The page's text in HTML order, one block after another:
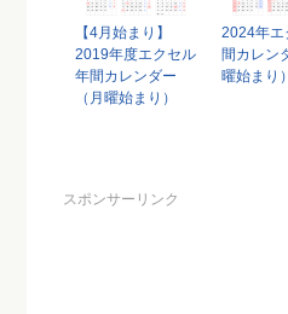
【4月始まり】
2019年度エクセル
年間カレンダー
（月曜始まり）
2024年エ
間カレン
曜始まり）
スポンサーリンク